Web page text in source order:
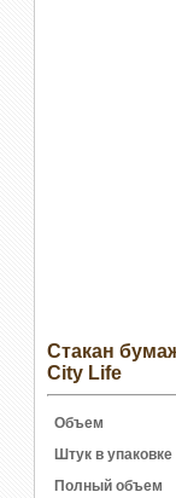
Стакан
City Life
Объем
Штук в упаковке
Полный объем